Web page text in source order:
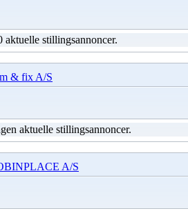
aktuelle stillingsannoncer.
& fix A/S
aktuelle stillingsannoncer.
A/S